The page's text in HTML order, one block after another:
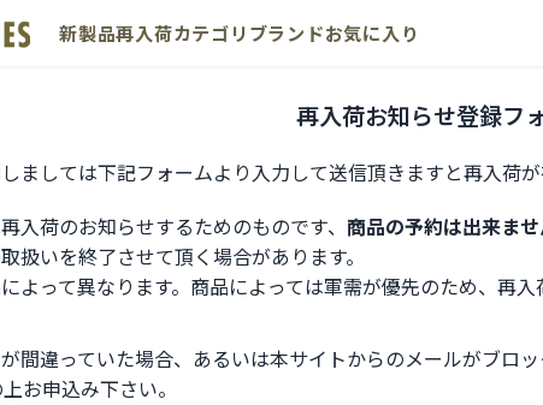
新製品再入荷カテゴリ ブランドお気に入り
再入荷お知らせ登録フ
ましては下記フォームより入力して送信頂きますと再入荷が
入荷のお知らせするためのものです、 商品の予約は出来ま
扱いを終了させて頂く場合があります。
よって異なります。商品によっては軍需が優先のため、再
間違っていた場合、あるいは本サイトからのメールがブロ
お申込み下さい。